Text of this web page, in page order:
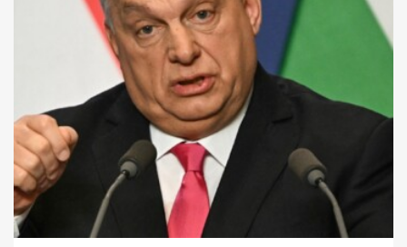
Kiderült, ki lesz Márki-Zay
Péter kampányfőnöke